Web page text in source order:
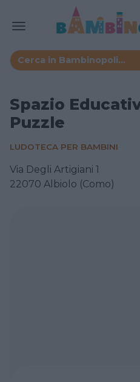
Spazio
Puzzle
LUDOTECA PER BAMBINI
Via Degli Artigiani 1
22070 Albiolo (Como)